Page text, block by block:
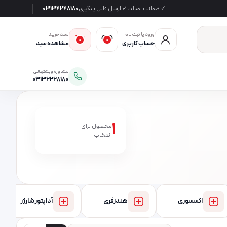
✓ ضمانت اصالت✓ ارسال قابل پیگیری03132228180
ورود یا ثبت‌نام
حساب کاربری 0
0
سبد خرید
مشاهده سبد
مشاوره و پشتیبانی
03132228180
1محصول برای
انتخاب
اکسسوری هندزفری آداپتور شارژر